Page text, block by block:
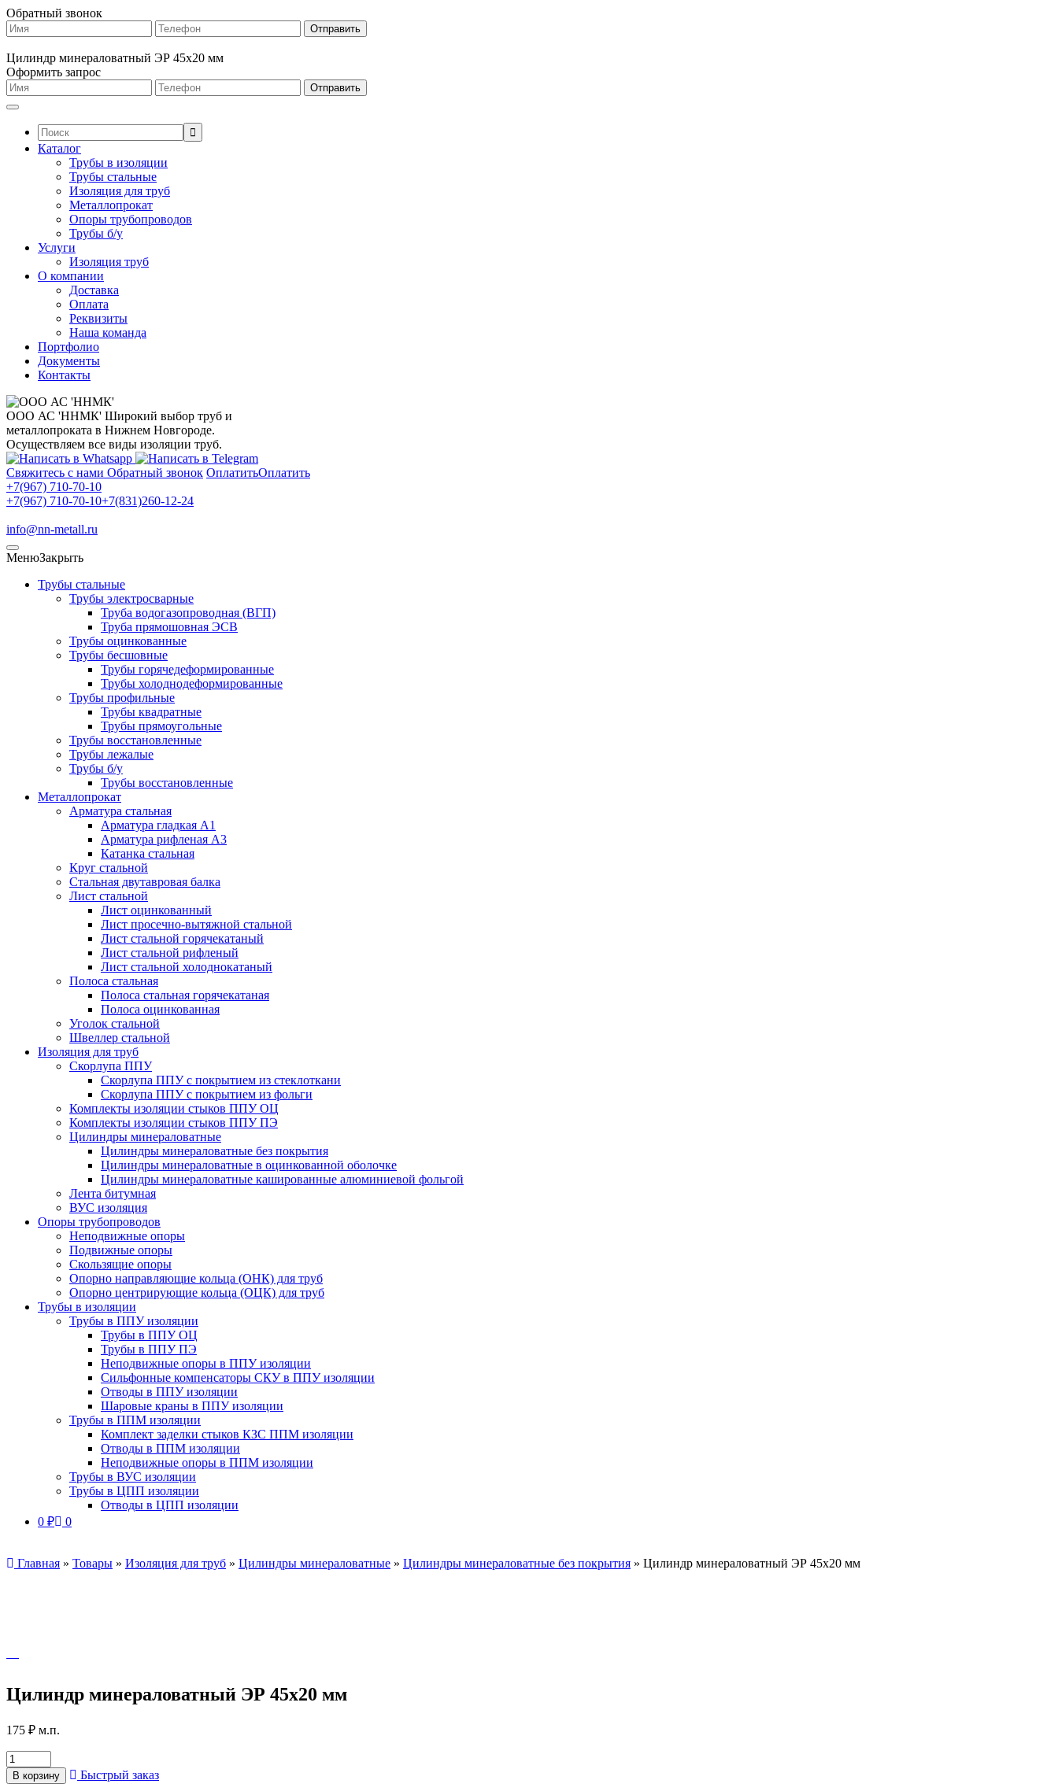
Обратный звонок
Цилиндр минераловатный ЭР 45х20 мм
Оформить запрос
Поиск:
Каталог
Трубы в изоляции
Трубы стальные
Изоляция для труб
Металлопрокат
Опоры трубопроводов
Трубы б/у
Услуги
Изоляция труб
О компании
Доставка
Оплата
Реквизиты
Наша команда
Портфолио
Документы
Контакты
ООО АС 'ННМК' Широкий выбор труб и
металлопроката в Нижнем Новгороде.
Осуществляем все виды изоляции труб.
Свяжитесь с нами Обратный звонок ОплатитьОплатить
+7(967) 710-70-10
+7(967) 710-70-10+7(831)260-12-24
info@nn-metall.ru
МенюЗакрыть
Трубы стальные
Трубы электросварные
Труба водогазопроводная (ВГП)
Труба прямошовная ЭСВ
Трубы оцинкованные
Трубы бесшовные
Трубы горячедеформированные
Трубы холоднодеформированные
Трубы профильные
Трубы квадратные
Трубы прямоугольные
Трубы восстановленные
Трубы лежалые
Трубы б/у
Трубы восстановленные
Металлопрокат
Арматура стальная
Арматура гладкая А1
Арматура рифленая А3
Катанка стальная
Круг стальной
Стальная двутавровая балка
Лист стальной
Лист оцинкованный
Лист просечно-вытяжной стальной
Лист стальной горячекатаный
Лист стальной рифленый
Лист стальной холоднокатаный
Полоса стальная
Полоса стальная горячекатаная
Полоса оцинкованная
Уголок стальной
Швеллер стальной
Изоляция для труб
Скорлупа ППУ
Скорлупа ППУ с покрытием из стеклоткани
Скорлупа ППУ с покрытием из фольги
Комплекты изоляции стыков ППУ ОЦ
Комплекты изоляции стыков ППУ ПЭ
Цилиндры минераловатные
Цилиндры минераловатные без покрытия
Цилиндры минераловатные в оцинкованной оболочке
Цилиндры минераловатные кашированные алюминиевой фольгой
Лента битумная
ВУС изоляция
Опоры трубопроводов
Неподвижные опоры
Подвижные опоры
Скользящие опоры
Опорно направляющие кольца (ОНК) для труб
Опорно центрирующие кольца (ОЦК) для труб
Трубы в изоляции
Трубы в ППУ изоляции
Трубы в ППУ ОЦ
Трубы в ППУ ПЭ
Неподвижные опоры в ППУ изоляции
Сильфонные компенсаторы СКУ в ППУ изоляции
Отводы в ППУ изоляции
Шаровые краны в ППУ изоляции
Трубы в ППМ изоляции
Комплект заделки стыков КЗС ППМ изоляции
Отводы в ППМ изоляции
Неподвижные опоры в ППМ изоляции
Трубы в ВУС изоляции
Трубы в ЦПП изоляции
Отводы в ЦПП изоляции
0 ₽ 0
Главная » Товары » Изоляция для труб » Цилиндры минераловатные » Цилиндры минераловатные без покрытия » Цилиндр минераловатный ЭР 45х20 мм
Цилиндр минераловатный ЭР 45х20 мм
175 ₽ м.п.
В корзину Быстрый заказ